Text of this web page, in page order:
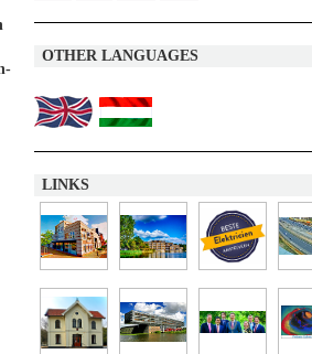
OTHER LANGUAGES
LINKS